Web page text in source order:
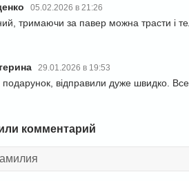
05.02.2026 в 21:26
тримаючи за павер можна трасти і
29.01.2026 в 19:53
подарунок, відправили дуже швидко.
комментарий